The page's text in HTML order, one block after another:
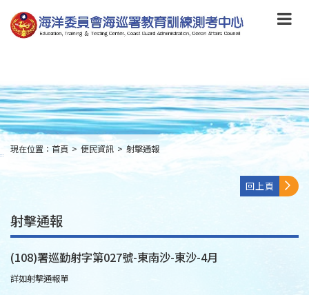
到
主
要
to
main
content
:::
現在位置： 首頁 > 便民資訊 > 射擊通報
回上頁
射擊通報
(108)署巡勤射字第027號-東南沙-東沙-4月
詳如射擊通報單